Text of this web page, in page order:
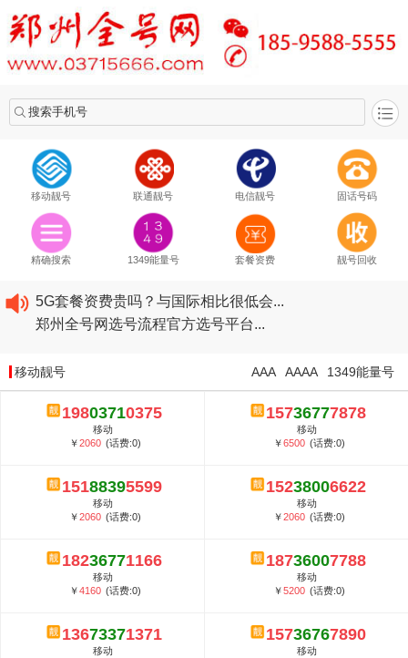
搜索手机号
移动靓号 联通靓号 电信靓号 固话号码
精确搜索 1349能量号 套餐资费 靓号回收
2020​移动最新套餐资费...
2020​联通最新套餐资费...
5G套餐资费贵吗？与国际相比很低会...
郑州全号网选号流程官方选号平台...
2020​联通最新套餐资费...
2020​电信最新套餐资费...
5G套餐资费贵吗？与国际相比很低会...
郑州全号网选号流程官方选号平台...
移动靓号 1349能量号
AAAA
AAA
19803710375
移动
￥2060 (话费:0)
15736777878
移动
￥6500 (话费:0)
15188395599
移动
￥2060 (话费:0)
15238006622
移动
￥2060 (话费:0)
18236771166
移动
￥4160 (话费:0)
18736007788
移动
￥5200 (话费:0)
13673371371
移动
15736767890
移动